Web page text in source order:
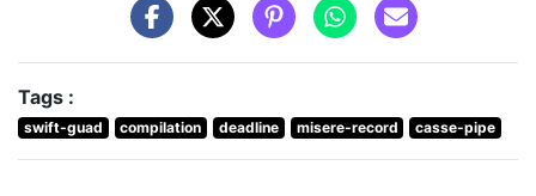
Tags :
swift-guad compilation deadline misere-record casse-pipe